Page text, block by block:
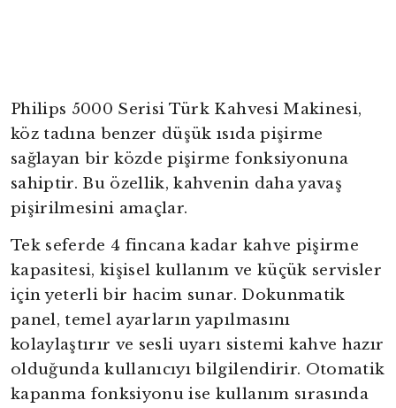
Philips 5000 Serisi Türk Kahvesi Makinesi,
köz tadına benzer düşük ısıda pişirme
sağlayan bir közde pişirme fonksiyonuna
sahiptir. Bu özellik, kahvenin daha yavaş
pişirilmesini amaçlar.
Tek seferde 4 fincana kadar kahve pişirme
kapasitesi, kişisel kullanım ve küçük servisler
için yeterli bir hacim sunar. Dokunmatik
panel, temel ayarların yapılmasını
kolaylaştırır ve sesli uyarı sistemi kahve hazır
olduğunda kullanıcıyı bilgilendirir. Otomatik
kapanma fonksiyonu ise kullanım sırasında